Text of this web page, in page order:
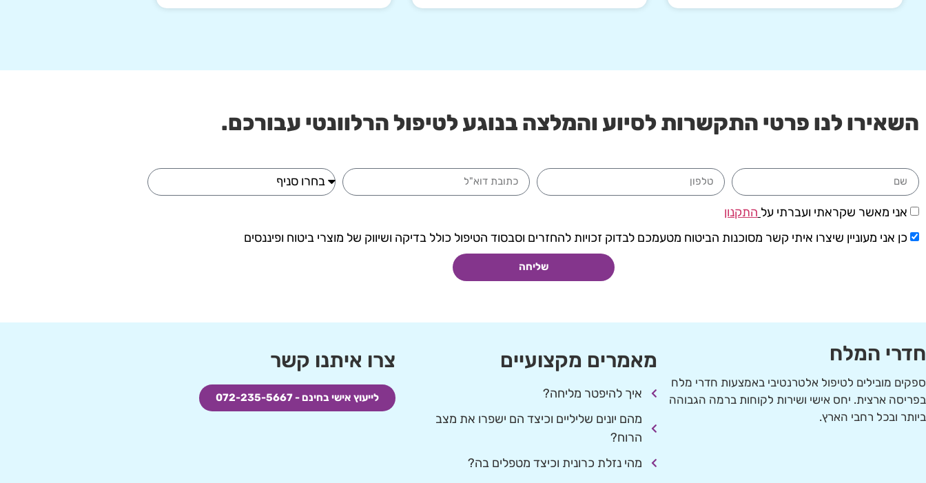
השאירו לנו פרטי התקשרות לסיוע והמלצה בנוגע לטיפול הרלוונטי עבורכם.
אני מאשר שקראתי ועברתי על התקנון
כן אני מעוניין שיצרו איתי קשר מסוכנות הביטוח מטעמכם לבדוק זכויות להחזרים וסבסוד הטיפול כולל בדיקה ושיווק של מוצרי ביטוח ופיננסים
שליחה
חדרי המלח
ספקים מובילים לטיפול אלטרנטיבי באמצעות חדרי מלח
בפריסה ארצית. יחס אישי ושירות לקוחות ברמה הגבוהה
ביותר ובכל רחבי הארץ.
מאמרים מקצועיים
איך להיפטר מליחה?
מהם יונים שליליים וכיצד הם ישפרו את מצב
הרוח?
מהי נזלת כרונית וכיצד מטפלים בה?
צרו איתנו קשר
לייעוץ אישי בחינם - 072-235-5667